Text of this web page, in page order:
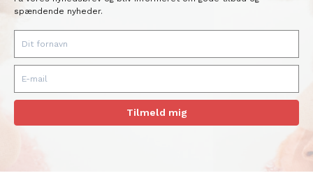
spændende nyheder.
Tilmeld mig